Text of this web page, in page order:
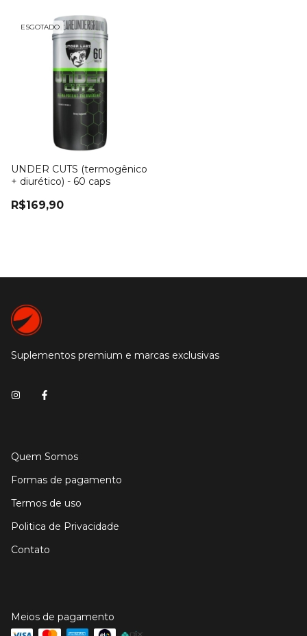
ESGOTADO
UNDER CUTS (termogênico
+ diurético) - 60 caps
R$169,90
Suplementos premium e marcas exclusivas
Quem Somos
Formas de pagamento
Termos de uso
Politica de Privacidade
Contato
Meios de pagamento